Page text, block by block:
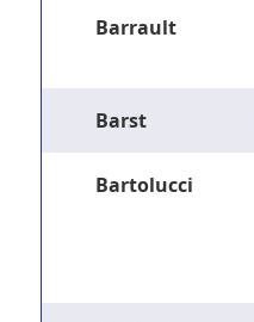
Barrault
Barst
Bartolucci